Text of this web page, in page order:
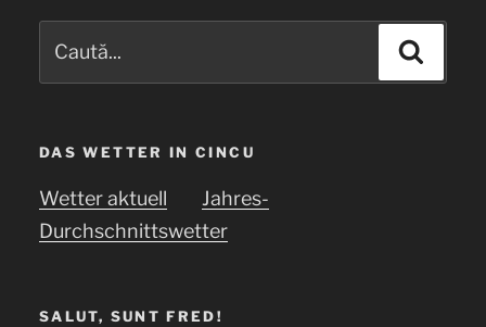
DAS WETTER IN CINCU
Wetter aktuell
Jahres-
Durchschnittswetter
SALUT, SUNT FRED!